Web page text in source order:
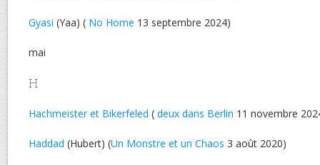
Gyasi (Yaa) ( No Home 13 septembre 2024)
mai
H
Hachmeister et Bikerfeled ( deux dans Berlin 11 novembre
Haddad (Hubert) (Un Monstre et un Chaos 3 août 2020)